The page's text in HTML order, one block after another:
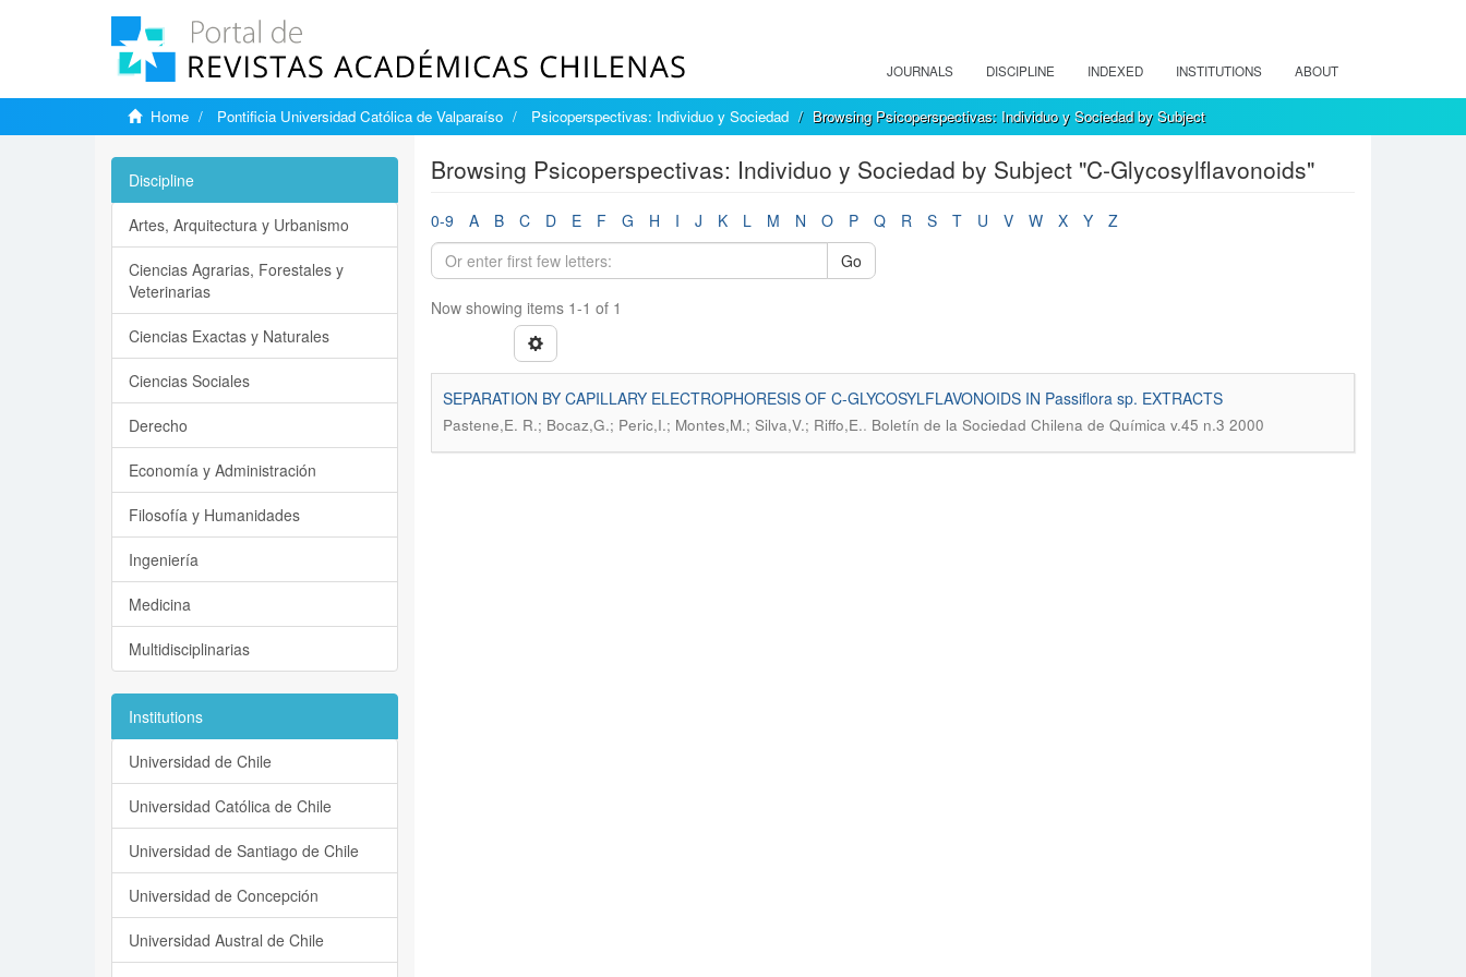
JOURNALS DISCIPLINE INDEXED INSTITUTIONS ABOUT
Home Pontificia Universidad Católica de Valparaíso Psicoperspectivas: Individuo y Sociedad Browsing Psicoperspectivas: Individuo y Sociedad by Subject
Browsing Psicoperspectivas: Individuo y Sociedad by Subject "C-Glycosylflavonoids"
0-9 A B C D E F G H I J K L M N O P Q R S T U V W X Y
Z
Go
Now showing items 1-1 of 1
SEPARATION BY CAPILLARY ELECTROPHORESIS OF C-GLYCOSYLFLAVONOIDS IN Passiflora sp. EXTRACTS
Pastene,E. R.; Bocaz,G.; Peric,I.; Montes,M.; Silva,V.; Riffo,E.. Boletín de la Sociedad Chilena de Química v.45 n.3 2000
Discipline
Artes, Arquitectura y Urbanismo
Ciencias Agrarias, Forestales y
Veterinarias
Ciencias Exactas y Naturales
Ciencias Sociales
Derecho
Economía y Administración
Filosofía y Humanidades
Ingeniería
Medicina
Multidisciplinarias
Institutions
Universidad de Chile
Universidad Católica de Chile
Universidad de Santiago de Chile
Universidad de Concepción
Universidad Austral de Chile